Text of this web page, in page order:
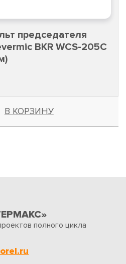
председателя
BKR WCS-205C
В КОРЗИНУ
полного цикла